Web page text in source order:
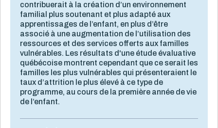
contribuerait à la création d’un environnement
familial plus soutenant et plus adapté aux
apprentissages de l’enfant, en plus d’être
associé à une augmentation de l’utilisation des
ressources et des services offerts aux familles
vulnérables. Les résultats d'une étude évaluative
québécoise montrent cependant que ce serait les
familles les plus vulnérables qui présenteraient le
taux d’attrition le plus élevé à ce type de
programme, au cours de la première année de vie
de l’enfant.